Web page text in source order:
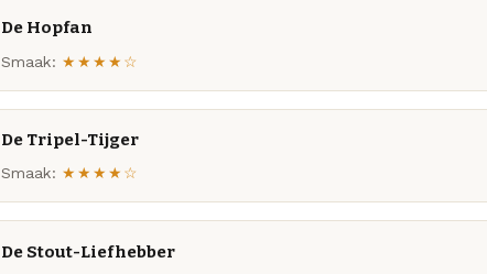
De Hopfan
Smaak: ★★★★☆
De Tripel-Tijger
Smaak: ★★★★☆
De Stout-Liefhebber